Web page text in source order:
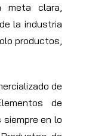
meta clara,
la industria
productos,
de
de
en lo